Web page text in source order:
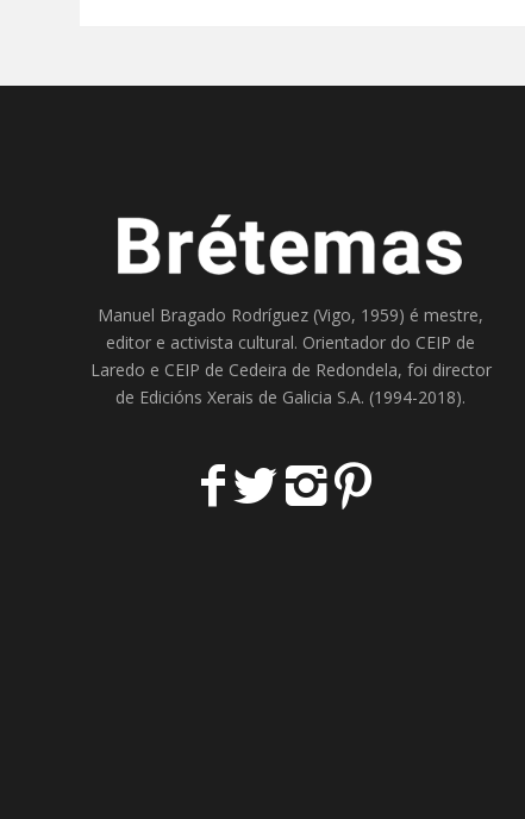
Manuel Bragado Rodríguez (Vigo, 1959) é mestre,
editor e activista cultural. Orientador do CEIP de
Laredo e CEIP de Cedeira de Redondela, foi director
de Edicións Xerais de Galicia S.A. (1994-2018).